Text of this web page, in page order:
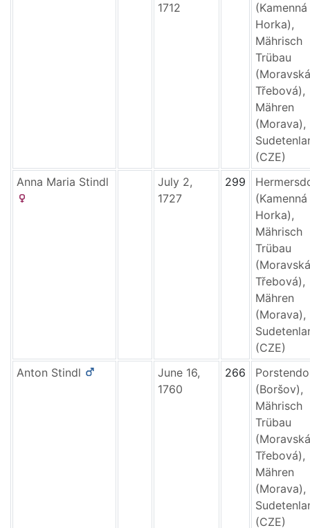
1712
(Kamenná
Horka),
Mährisch
Trübau
(Moravská
Třebová),
Mähren
(Morava),
(CZE)
Anna Maria Stindl
July 2,
1727
299
(Kamenná
Horka),
Mährisch
Trübau
(Moravská
Třebová),
Mähren
(Morava),
(CZE)
Anton Stindl
June 16,
1760
266
(Boršov),
Mährisch
Trübau
(Moravská
Třebová),
Mähren
(Morava),
(CZE)